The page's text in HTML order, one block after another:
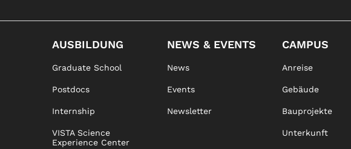
AUSBILDUNG
Graduate School
Postdocs
Internship
VISTA Science
Experience Center
NEWS & EVENTS
News
Events
Newsletter
CAMPUS
Anreise
Gebäude
Bauprojekte
Unterkunft